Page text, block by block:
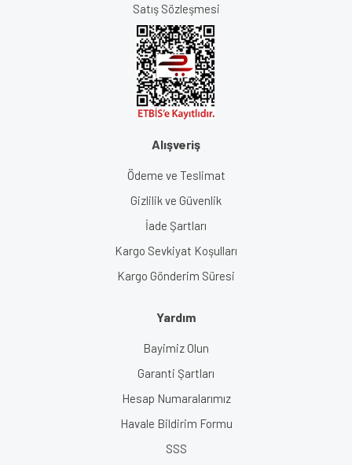
Satış Sözleşmesi
Alışveriş
Ödeme ve Teslimat
Gizlilik ve Güvenlik
İade Şartları
Kargo Sevkiyat Koşulları
Kargo Gönderim Süresi
Yardım
Bayimiz Olun
Garanti Şartları
Hesap Numaralarımız
Havale Bildirim Formu
SSS